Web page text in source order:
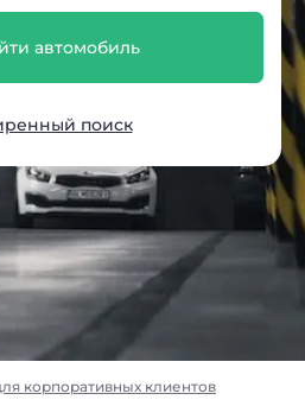
автомобиль
поиск
корпоративных клиентов